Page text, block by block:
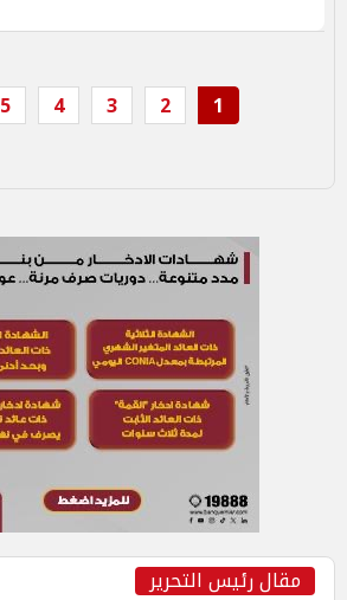
1
2
3
4
5
مقال رئيس التحرير